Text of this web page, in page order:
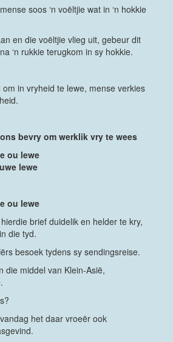
soos ‘n voëltjie wat in ‘n hokkie
en die voëltjie vlieg uit, gebeur dit
‘n rukkie terugkom in sy hokkie.
om in vryheid te lewe, mense verkies
bevry om werklik vry te wees
ou lewe
lewe
ou lewe
brief duidelik en helder te kry,
die tyd.
besoek tydens sy sendingsreise.
die middel van Klein-Asië,
het daar vroeër ook